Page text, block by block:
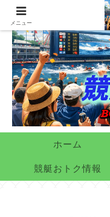
ホーム
競艇おトク情報
メニュー